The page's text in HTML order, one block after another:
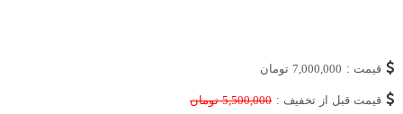
قیمت : 7,000,000 تومان
قیمت قبل از تخفیف : 5,500,000تومان